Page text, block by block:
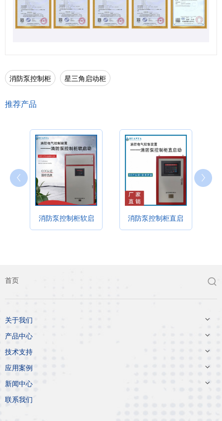
消防泵控制柜 星三角启动柜
推荐产品
消防泵控制柜软启 消防泵控制柜直启
首页 
关于我们 
产品中心 
技术支持 
应用案例 
新闻中心 
联系我们